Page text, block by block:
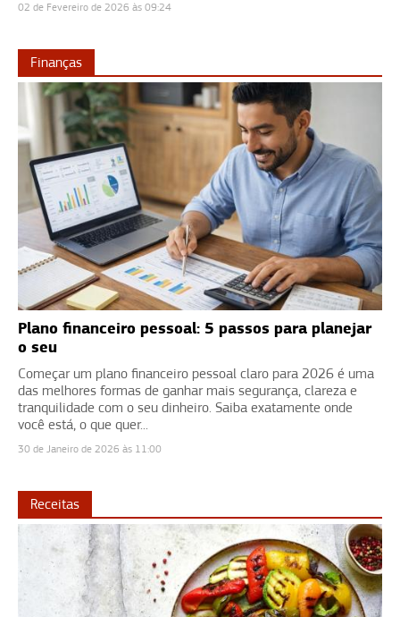
02 de Fevereiro de 2026 às 09:24
Finanças
Plano financeiro pessoal: 5 passos para planejar
o seu
Começar um plano financeiro pessoal claro para 2026 é uma
das melhores formas de ganhar mais segurança, clareza e
tranquilidade com o seu dinheiro. Saiba exatamente onde
você está, o que quer...
30 de Janeiro de 2026 às 11:00
Receitas